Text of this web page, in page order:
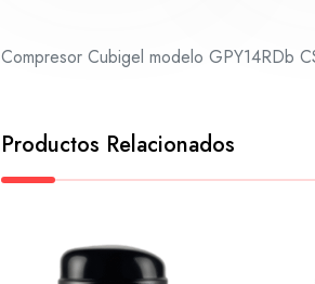
Compresor Cubigel modelo GPY14RDb
Productos Relacionados